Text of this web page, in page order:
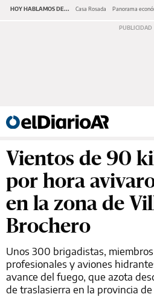
HOY HABLAMOS DE... Casa Rosada Panorama
Vientos de 90
por hora
en la zona de
Brochero
Unos 300 brigadistas,
profesionales y aviones
avance del fuego, que azota
de traslasierra en la provincia de